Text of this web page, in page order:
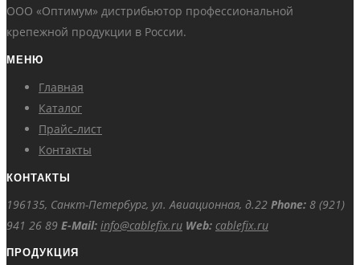
ООО «Оптимум» дистрибьютор профессиональной
крепежной продукции в России.
МЕНЮ
Главная
Каталог
Прайс-лист
Контакты
КОНТАКТЫ
196135, Санкт-Петербург, ул. Авиационная, д.22 Phone: 8 (921)
941 26 89 E-Mail: info@cablefix.ru Web: cablefix.ru
ПРОДУКЦИЯ